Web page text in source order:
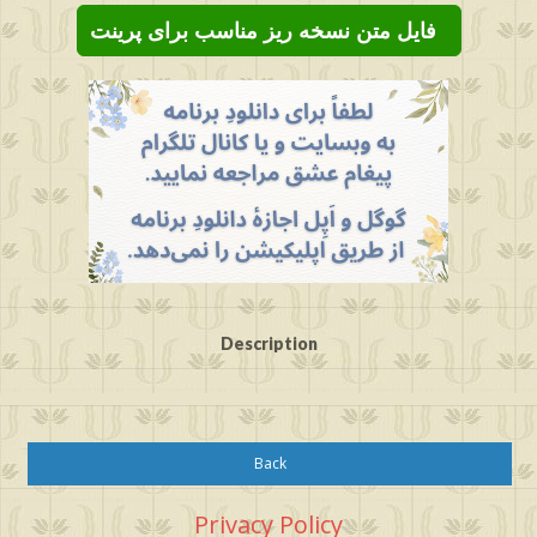
فایل متن نسخه ریز مناسب برای پرینت
Description
Back
Privacy Policy